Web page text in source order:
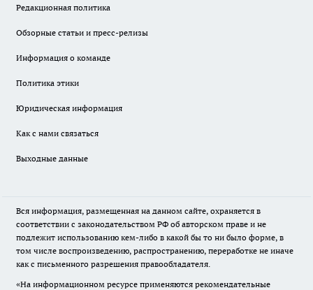
Редакционная политика
Обзорные статьи и пресс-релизы
Информация о команде
Политика этики
Юридическая информация
Как с нами связаться
Выходные данные
Вся информация, размещенная на данном сайте, охраняется в
соответствии с законодательством РФ об авторском праве и не
подлежит использованию кем-либо в какой бы то ни было форме, в
том числе воспроизведению, распространению, переработке не иначе
как с письменного разрешения правообладателя.
«На информационном ресурсе применяются рекомендательные